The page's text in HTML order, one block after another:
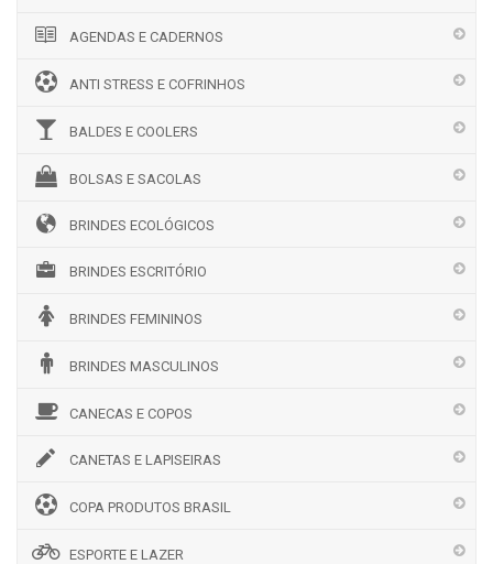
AGENDAS E CADERNOS
ANTI STRESS E COFRINHOS
BALDES E COOLERS
BOLSAS E SACOLAS
BRINDES ECOLÓGICOS
BRINDES ESCRITÓRIO
BRINDES FEMININOS
BRINDES MASCULINOS
CANECAS E COPOS
CANETAS E LAPISEIRAS
COPA PRODUTOS BRASIL
ESPORTE E LAZER